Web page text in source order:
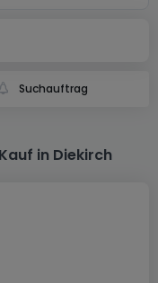
Suchauftrag
in Diekirch